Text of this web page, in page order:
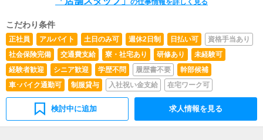
更新時に簡単に文字が入力出来れば問題ありません。PC
掃や備品の管理・補充を行っていただきます。
の仕事情報を詳しく見る
こだわり条件
正社員 アルバイト 土日のみ可 週休2日制 日払い可
資格手当あり
社会保険完備
交通費支給 寮・社宅あり 研修あり
未経験可
経験者歓迎
シニア歓迎 学歴不問 履歴書不要
幹部候補
車･バイク通勤可
制服貸与 入社祝い金支給 在宅ワーク可
検討中に追加 求人情報を見る